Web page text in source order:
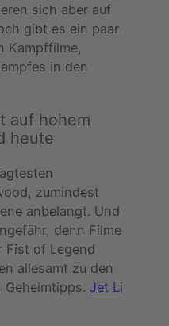
sich aber auf
gibt es ein paar
Kampffilme,
in den
auf hohem
heute
zumindest
anbelangt. Und
denn Filme
Fist of Legend
allesamt zu den
Jet Li